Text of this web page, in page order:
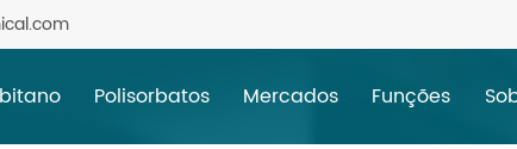
Polisorbatos Mercados Funções